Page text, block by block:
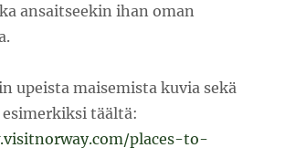
ansaitseekin ihan oman
upeista maisemista kuvia sekä
täältä:
places-to-